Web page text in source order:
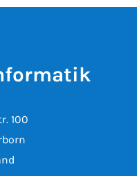
100